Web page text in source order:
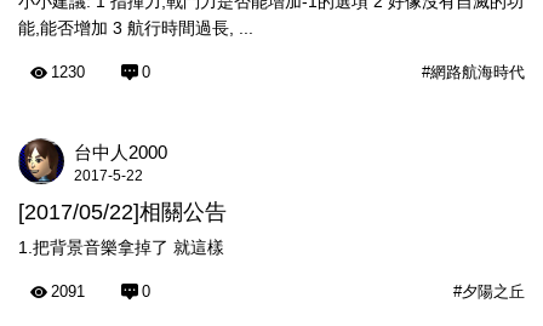
能,能否增加 3 航行時間過長, ...
#網路航海時代
1230 0
台中人2000
2017-5-22
[2017/05/22]相關公告
1.把背景音樂拿掉了 就這樣
#夕陽之丘
2091 0